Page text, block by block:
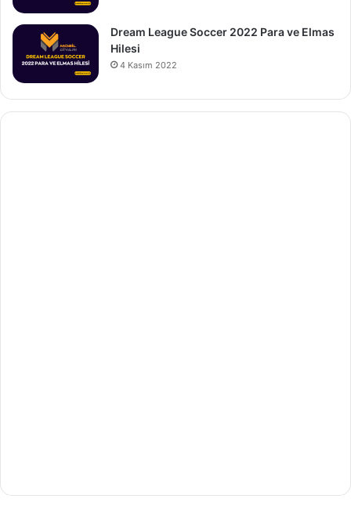
Dream League Soccer 2022 Para ve Elmas
Hilesi
4 Kasım 2022